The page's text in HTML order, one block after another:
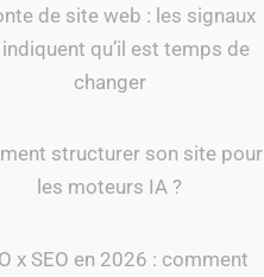
de site web : les signaux
qu’il est temps de
changer
structurer son site pour
les moteurs IA ?
x SEO en 2026 : comment